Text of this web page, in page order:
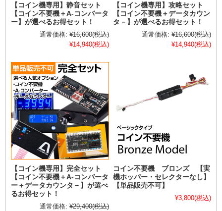
【コイン機専用】静音セット
【コイン不要機＋A-コンバータ
ー】が選べるお得セット！
通常価格: ¥16,600(税込)
¥14,940(税込)
【コイン機専用】攻略セット
【コイン不要機＋データカウン
タ－】が選べるお得セット！
通常価格: ¥16,600(税込)
¥14,940(税込)
【コイン機専用】完全セット
【コイン不要機＋A-コンバータ
ー＋データカウンタ－】が選べ
るお得セット！
通常価格: ¥29,400(税込)
コイン不要機 ブロンズ 【実
機ホッパー・セレクターなし】
【単品販売不可】
¥3,800(税込)